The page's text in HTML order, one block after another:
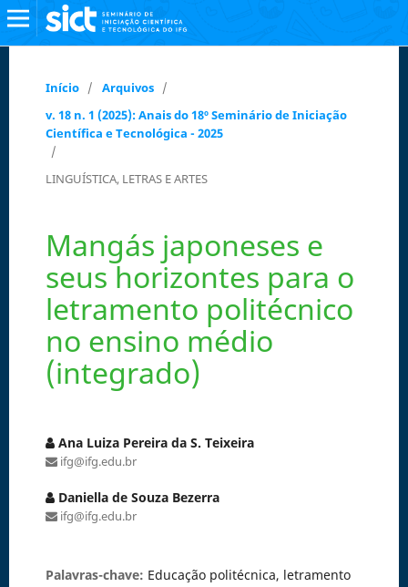
Início / Arquivos /
v. 18 n. 1 (2025): Anais do 18º Seminário de Iniciação
Científica e Tecnológica - 2025
/
LINGUÍSTICA, LETRAS E ARTES
Mangás japoneses e
seus horizontes para o
letramento politécnico
no ensino médio
(integrado)
Ana Luiza Pereira da S. Teixeira
ifg@ifg.edu.br
Daniella de Souza Bezerra
ifg@ifg.edu.br
Palavras-chave: Educação politécnica, letramento